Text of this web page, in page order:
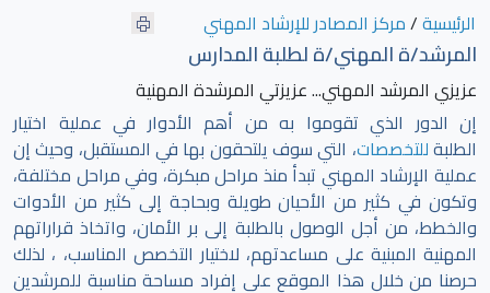
الرئيسية/مركز المصادر للإرشاد المهني
المرشد/ة المهني/ة لطلبة المدارس
عزيزي المرشد المهني... عزيزتي المرشدة المهنية
إن الدور الذي تقوموا به من أهم الأدوار في عملية اختيار
الطلبةللتخصصات، التي سوف يلتحقون بها في المستقبل، وحيث إن
عملية الإرشاد المهني تبدأ منذ مراحل مبكرة، وفي مراحل مختلفة،
وتكون في كثير من الأحيان طويلة وبحاجة إلى كثير من الأدوات
والخطط، من أجل الوصول بالطلبة إلى بر الأمان، واتخاذ قراراتهم
المهنية المبنية على مساعدتهم، لاختيار التخصص المناسب، ، لذلك
حرصنا من خلال هذا الموقع على إفراد مساحة مناسبة للمرشدين